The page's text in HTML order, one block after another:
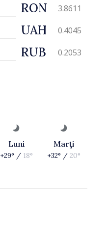
RON 3.8611
UAH 0.4045
RUB 0.2053
Luni
+29° / 18°
Marţi
+32° / 20°